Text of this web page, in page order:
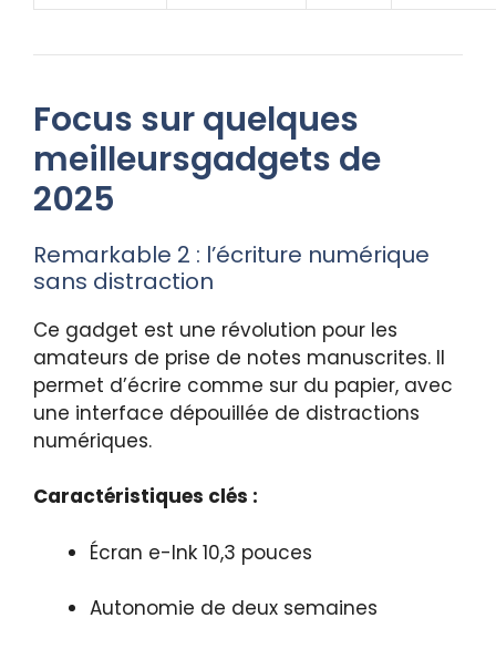
Focus sur quelques
meilleursgadgets de
2025
Remarkable 2 : l’écriture numérique
sans distraction
Ce gadget est une révolution pour les
amateurs de prise de notes manuscrites. Il
permet d’écrire comme sur du papier, avec
une interface dépouillée de distractions
numériques.
Caractéristiques clés :
Écran e-Ink 10,3 pouces
Autonomie de deux semaines